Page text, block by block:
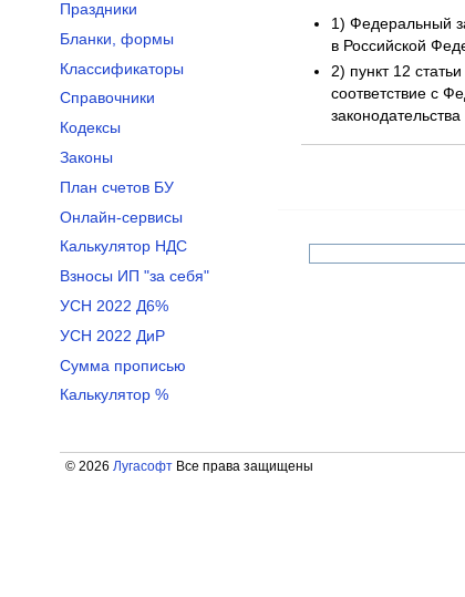
1) Федеральный
в Российской
2) пункт 12
соответствие с
Праздники
Бланки, формы
Классификаторы
Справочники
Кодексы
Законы
План счетов БУ
Онлайн-сервисы
Калькулятор НДС
Взносы ИП "за себя"
УСН 2022 Д6%
УСН 2022 ДиР
Сумма прописью
Калькулятор %
© 2026 ЛугасофтВсе права защищены